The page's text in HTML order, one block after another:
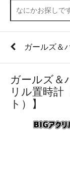
ガールズ＆
ガールズ＆
リル置時計
ト）】